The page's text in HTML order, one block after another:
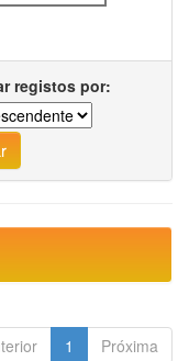
registos por:
1 Próxima